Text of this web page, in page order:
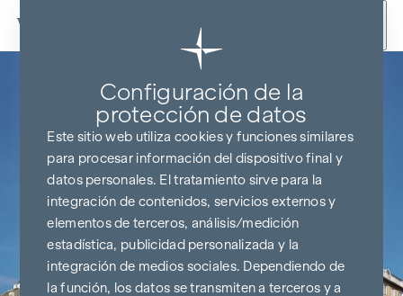
Ir al contenido
Configuración de la
protección de datos
Este sitio web utiliza cookies y funciones similares
para procesar información del dispositivo final y
datos personales. El tratamiento sirve para la
integración de contenidos, servicios externos y
elementos de terceros, análisis/medición
estadística, publicidad personalizada y la
integración de medios sociales. Dependiendo de
la función, los datos se transmiten a terceros y a